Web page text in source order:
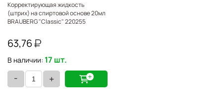
Корректирующая жидкость
(штрих) на спиртовой основе 20мл
BRAUBERG "Classic" 220255
63,76
В наличии: 17 шт.
- +